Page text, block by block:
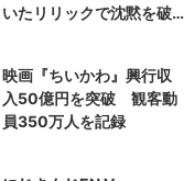
いたリリックで沈黙を破
映画『ちいかわ』興行収
入50億円を突破 観客動
員350万人を記録